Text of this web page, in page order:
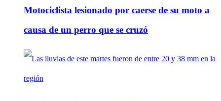
Motociclista lesionado por caerse de su moto a
causa de un perro que se cruzó